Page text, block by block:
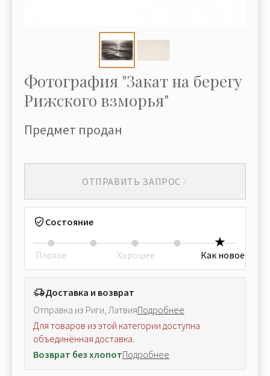
Фотография "Закат на берегу
Рижского взморья"
Предмет продан
ОТПРАВИТЬ ЗАПРОС
Состояние
Плохое Хорошее Как новое
Доставка и возврат
Отправка из Риги, ЛатвияПодробнее
Для товаров из этой категории доступна
объединённая доставка.
Возврат без хлопотПодробнее